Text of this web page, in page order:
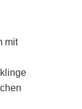
mit